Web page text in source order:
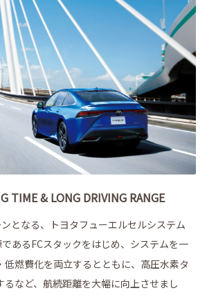
TIME & LONG DRIVING RANGE
となる、トヨタフューエルセルシステム
あるFCスタックをはじめ、システムを一
燃費化を両立するとともに、高圧水素タ
るなど、航続距離を大幅に向上させまし